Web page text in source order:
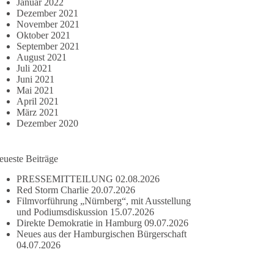
Januar 2022
Dezember 2021
November 2021
Oktober 2021
September 2021
August 2021
Juli 2021
Juni 2021
Mai 2021
April 2021
März 2021
Dezember 2020
Beiträge
PRESSEMITTEILUNG 02.08.2026
Red Storm Charlie 20.07.2026
Filmvorführung „Nürnberg“, mit Ausstellung
und Podiumsdiskussion 15.07.2026
Direkte Demokratie in Hamburg 09.07.2026
Neues aus der Hamburgischen Bürgerschaft
04.07.2026